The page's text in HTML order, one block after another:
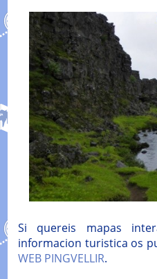
Si quereis mapas
informacion turistica os
WEB PINGVELLIR.